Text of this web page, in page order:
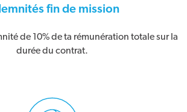
fin de mission
de 10% de ta rémunération totale sur la
durée du contrat.